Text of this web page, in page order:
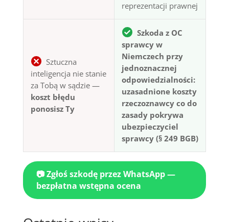
reprezentacji prawnej
Sztuczna
inteligencja nie stanie
za Tobą w sądzie —
koszt błędu
ponosisz Ty
Szkoda z OC
sprawcy w
Niemczech przy
jednoznacznej
odpowiedzialności:
uzasadnione koszty
rzeczoznawcy co do
zasady pokrywa
ubezpieczyciel
sprawcy (§ 249 BGB)
📷 Zgłoś szkodę przez WhatsApp —
bezpłatna wstępna ocena